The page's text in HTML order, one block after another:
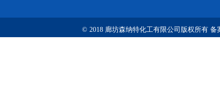
© 2018 廊坊森纳特化工有限公司版权所有 备